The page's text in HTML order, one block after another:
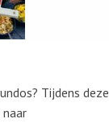
Tijdens deze